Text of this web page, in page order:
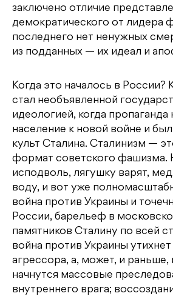
заключено отличие
демократического от лидера
последнего нет ненужных
из подданных — их идеал и
Когда это началось в России?
стал необъявленной
идеологией, когда пропаганда
население к новой войне и
культ Сталина. Сталинизм —
формат советского фашизма.
исподволь, лягушку варят,
воду, и вот уже
война против Украины и
России, барельеф в
памятников Сталину по всей
война против Украины
агрессора, а, может, и раньше,
начнутся массовые
внутреннего врага;